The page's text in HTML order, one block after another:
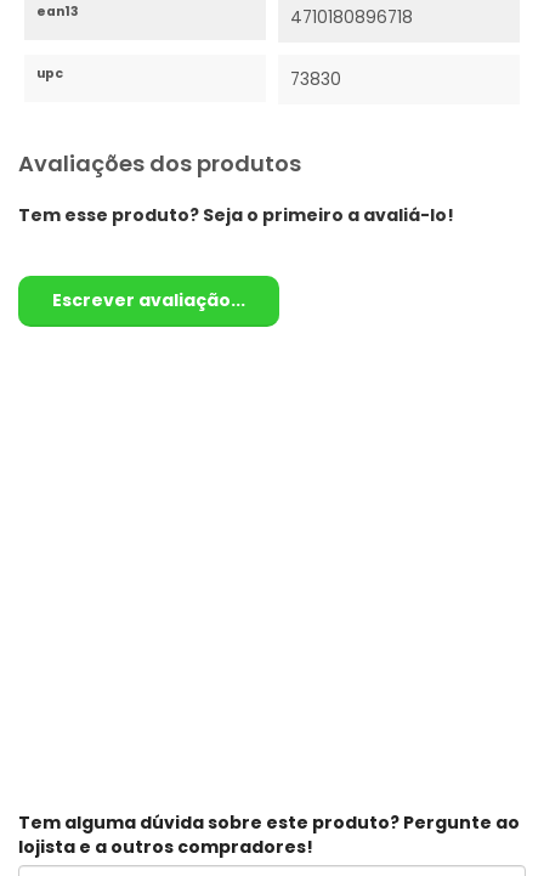
ean13 4710180896718
upc 73830
Avaliações dos produtos
Tem esse produto? Seja o primeiro a avaliá-lo!
Escrever avaliação...
Tem alguma dúvida sobre este produto? Pergunte ao
lojista e a outros compradores!